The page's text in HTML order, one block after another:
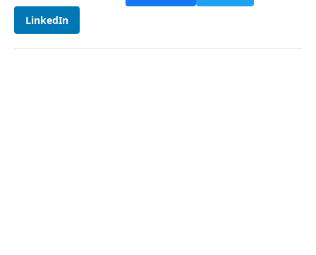
LinkedIn